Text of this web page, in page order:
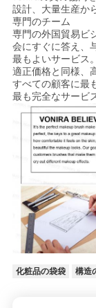
設計、大量生産か
専門のチーム
専門の外国貿易ビ
会にすぐに答え、
最もよいサービス。
適正価格と同様、
すべての顧客に最
最も完全なサービ
化粧品の袋袋 構造